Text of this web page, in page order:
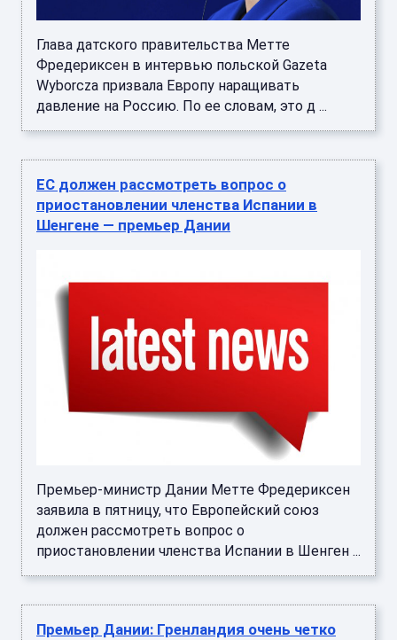
Глава датского правительства Метте
Фредериксен в интервью польской Gazeta
Wyborcza призвала Европу наращивать
давление на Россию. По ее словам, это д ...
ЕС должен рассмотреть вопрос о
приостановлении членства Испании в
Шенгене — премьер Дании
Премьер-министр Дании Метте Фредериксен
заявила в пятницу, что Европейский союз
должен рассмотреть вопрос о
приостановлении членства Испании в Шенген ...
Премьер Дании: Гренландия очень четко